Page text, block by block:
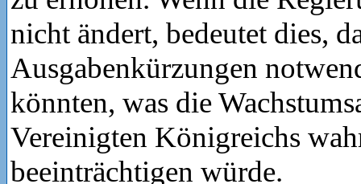
nicht ändert, bedeutet dies,
Ausgabenkürzungen
könnten, was die
Vereinigten Königreichs
beeinträchtigen würde.